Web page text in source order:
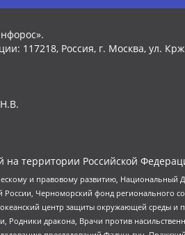
117218, Россия, г. Москва, ул.
территории Российской
и правовому развитию, Национальный
Черноморский фонд регионального
центр защиты окружающей среды и
Родники дракона, Врачи против